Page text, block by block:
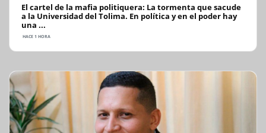
El cartel de la mafia politiquera: La tormenta que sacude
a la Universidad del Tolima. En política y en el poder hay
una ...
HACE 1 HORA